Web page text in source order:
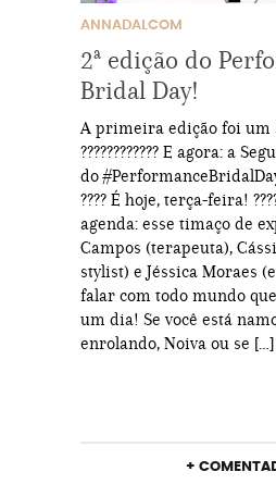
ANNADALCOM
2ª edição do
Bridal Day!
A primeira edição foi um
???????????? E agora: a
do
???? É hoje, terça-feira!
agenda: esse timaço de
Campos (terapeuta),
stylist) e Jéssica Moraes
falar com todo mundo
um dia! Se você está
enrolando, Noiva ou se […]
+